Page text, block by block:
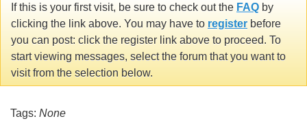
If this is your first visit, be sure to check out the FAQ by
clicking the link above. You may have to register before
you can post: click the register link above to proceed. To
start viewing messages, select the forum that you want to
visit from the selection below.
Tags: None